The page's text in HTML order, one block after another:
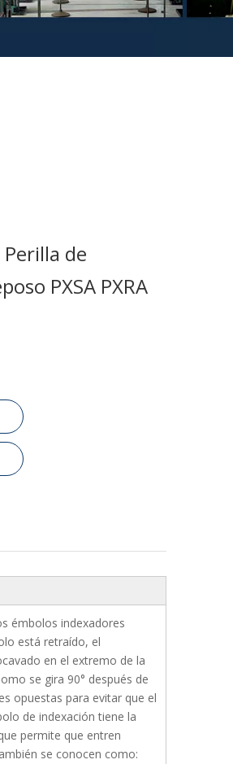
de
PXSA PXRA
émbolos indexadores
está retraído, el
en el extremo de la
se gira 90° después de
opuestas para evitar que el
de indexación tiene la
permite que entren
se conocen como: